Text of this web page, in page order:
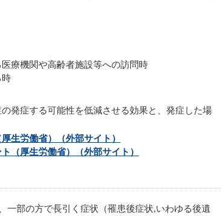
療機関や高齢者施設等への訪問時
症する可能性を低減させる効果と、発症した場
生労働省）（外部サイト）
（厚生労働省）（外部サイト）
一部の方で長引く症状（罹患後症状,いわゆる後遺